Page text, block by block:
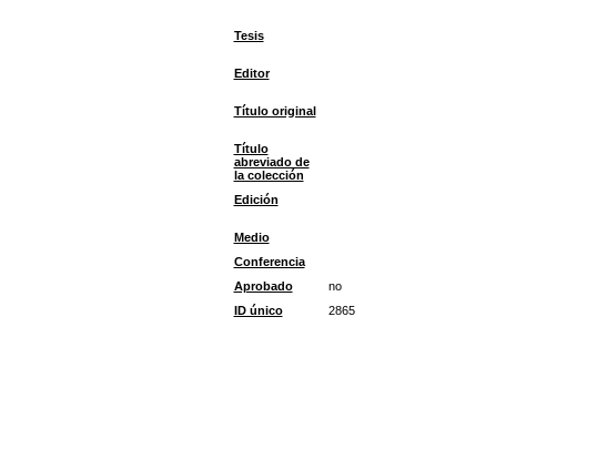
Tesis
Editor
Título original
Título
abreviado de
la colección
Edición
Medio
Conferencia
Aprobado
no
ID único
2865